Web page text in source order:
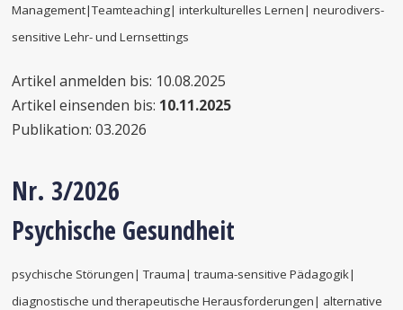
Management|Teamteaching| interkulturelles Lernen| neurodivers-
sensitive Lehr- und Lernsettings
Artikel anmelden bis: 10.08.2025
Artikel einsenden bis: 10.11.2025
Publikation: 03.2026
Nr. 3/2026
Psychische Gesundheit
psychische Störungen| Trauma| trauma-sensitive Pädagogik|
diagnostische und therapeutische Herausforderungen| alternative